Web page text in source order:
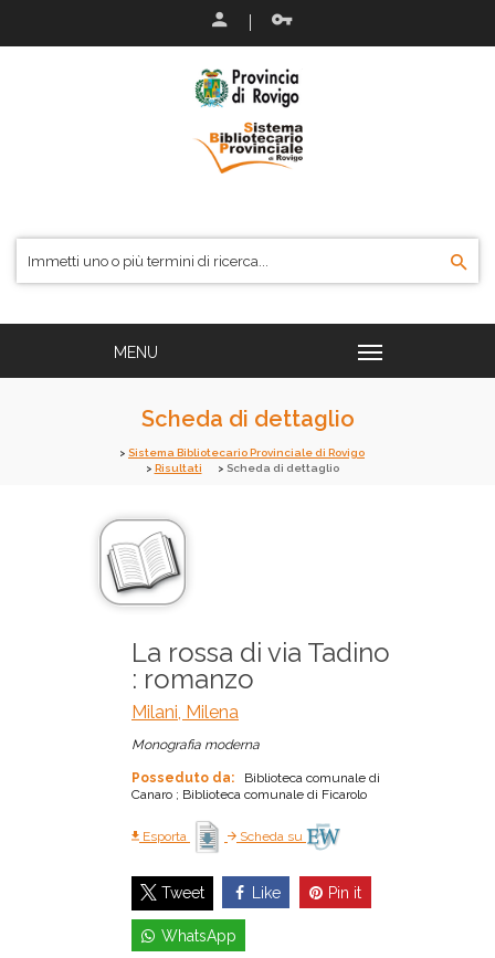
Scheda di dettaglio
Sistema Bibliotecario Provinciale di Rovigo
Risultati
Scheda di dettaglio
La rossa di via Tadino
: romanzo
Milani, Milena
Monografia moderna
Posseduto da:
Biblioteca comunale di
Canaro ; Biblioteca comunale di Ficarolo
Esporta Scheda su
Tweet Like Pin it
WhatsApp